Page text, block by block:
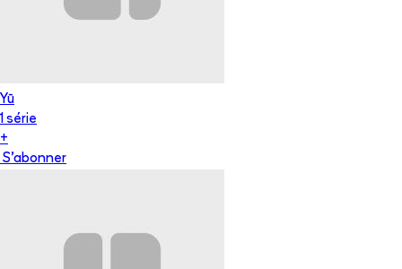
Yū
1 série
+
S'abonner